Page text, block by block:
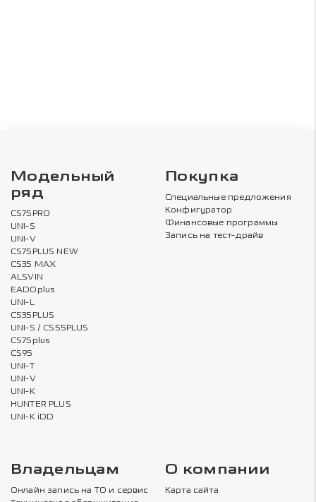
Модельный
ряд
CS75PRO
UNI-S
UNI-V
CS75PLUS NEW
CS35 MAX
ALSVIN
EADOplus
UNI-L
CS35PLUS
UNI-S / CS55PLUS
CS75plus
CS95
UNI-T
UNI-V
UNI-K
HUNTER PLUS
UNI-K iDD
Покупка
Специальные предложения
Конфигуратор
Финансовые программы
Запись на тест-драйв
Владельцам
Онлайн запись на ТО и сервис
О компании
Карта сайта